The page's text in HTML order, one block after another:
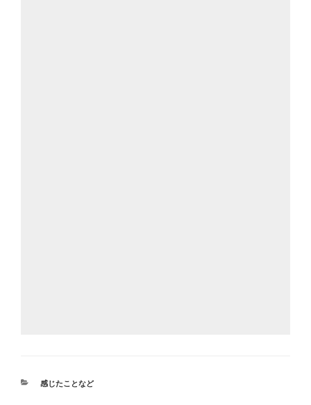
カ
感じたことなど